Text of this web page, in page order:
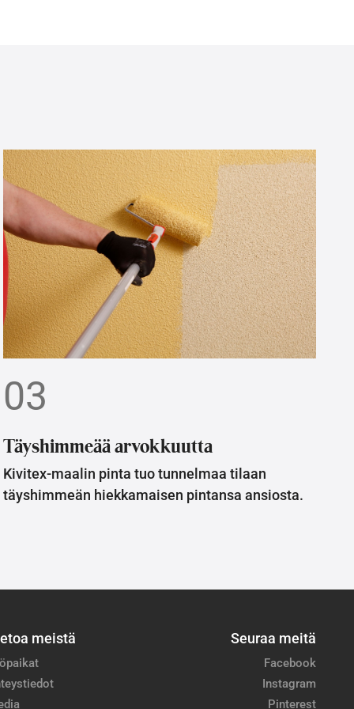
03
Täyshimmeää arvokkuutta
Kivitex-maalin pinta tuo tunnelmaa tilaan
täyshimmeän hiekkamaisen pintansa ansiosta.
meistä Seuraa meitä
Facebook
Instagram
Pinterest